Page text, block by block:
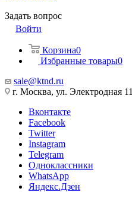
Задать вопрос
Войти
Корзина0
Избранные товары0
sale@ktnd.ru
г. Москва, ул. Электродная 11
Вконтакте
Facebook
Twitter
Instagram
Telegram
Одноклассники
WhatsApp
Яндекс.Дзен